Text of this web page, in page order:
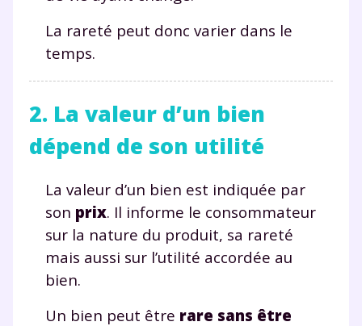
La rareté peut donc varier dans le
temps.
2. La valeur d’un bien
dépend de son utilité
La valeur d’un bien est indiquée par
son prix. Il informe le consommateur
sur la nature du produit, sa rareté
mais aussi sur l’utilité accordée au
bien.
Un bien peut être rare sans être